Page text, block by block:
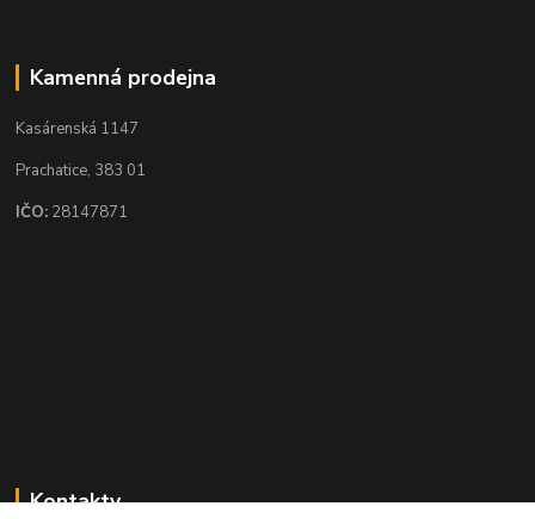
Kamenná prodejna
Kasárenská 1147
Prachatice, 383 01
IČO: 28147871
Kontakty